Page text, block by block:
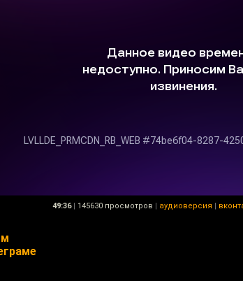
49:36 | 145630 просмотров | аудиоверсия |